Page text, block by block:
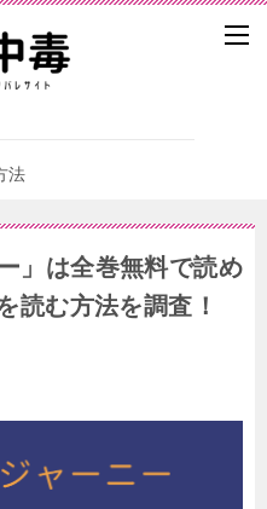
法
」は全巻無料で読め
読む⽅法を調査！